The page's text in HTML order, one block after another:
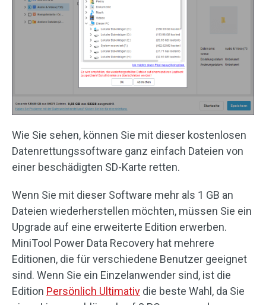
Wie Sie sehen, können Sie mit dieser kostenlosen
Datenrettungssoftware ganz einfach Dateien von
einer beschädigten SD-Karte retten.
Wenn Sie mit dieser Software mehr als 1 GB an
Dateien wiederherstellen möchten, müssen Sie ein
Upgrade auf eine erweiterte Edition erwerben.
MiniTool Power Data Recovery hat mehrere
Editionen, die für verschiedene Benutzer geeignet
sind. Wenn Sie ein Einzelanwender sind, ist die
Edition Persönlich Ultimativ die beste Wahl, da Sie